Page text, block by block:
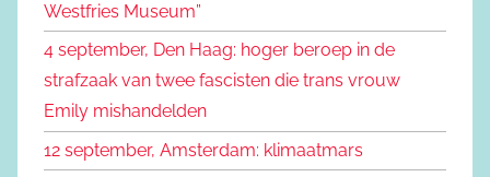
a
r
:
Westfries Museum”
4 september, Den Haag: hoger beroep in de
strafzaak van twee fascisten die trans vrouw
Emily mishandelden
12 september, Amsterdam: klimaatmars